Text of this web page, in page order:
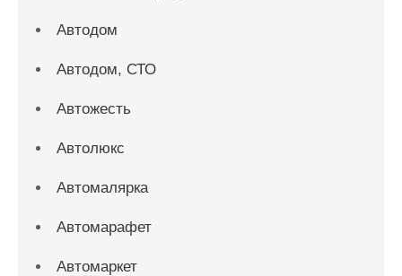
Автодом
Автодом, СТО
Автожесть
Автолюкс
Автомалярка
Автомарафет
Автомаркет